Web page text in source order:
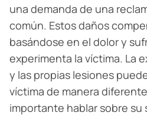
una demanda de una
común. Estos daños
basándose en el dolor y
experimenta la víctima. La
y las propias lesiones
víctima de manera
importante hablar sobre su